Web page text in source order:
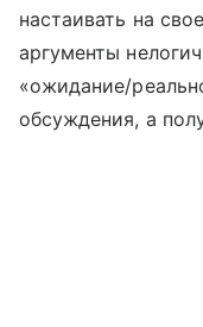
настаивать на
аргументы
«ожидание/
обсуждения, а